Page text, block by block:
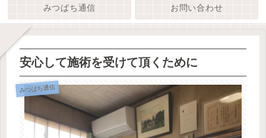
みつばち通信 お問い合わせ
安心して施術を受けて頂くために
みつばち通信